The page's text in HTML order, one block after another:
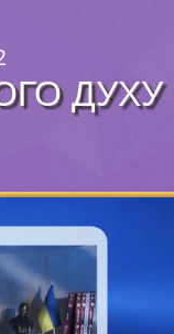
ДУХУ